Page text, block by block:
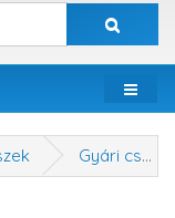
Gyári cserealkatrészek